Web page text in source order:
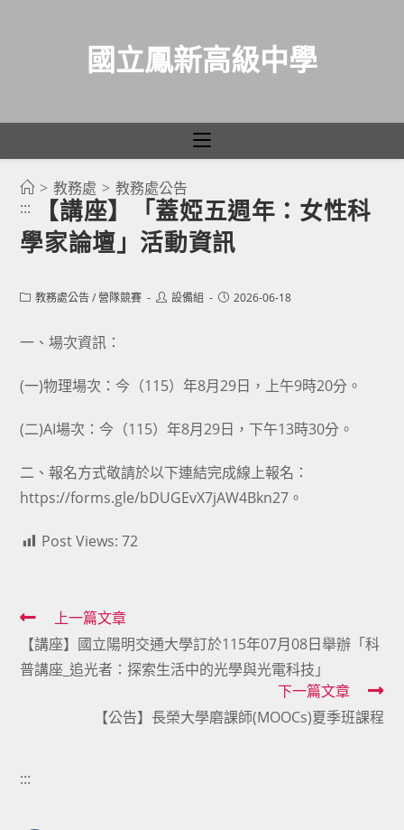
國立鳳新高級中學
> 教務處 > 教務處公告
:::
【講座】「蓋婭五週年：女性科
學家論壇」活動資訊
Post教務處公告 / 營隊競賽
Post設備組
Post2026-06-18
一、場次資訊：
(一)物理場次：今（115）年8月29日，上午9時20分。
(二)AI場次：今（115）年8月29日，下午13時30分。
二、報名方式敬請於以下連結完成線上報名：
https://forms.gle/bDUGEvX7jAW4Bkn27。
Post Views: 72
Read
more
articles
上一篇文章
【講座】國立陽明交通大學訂於115年07月08日舉辦「科
普講座_追光者：探索生活中的光學與光電科技」
下一篇文章
【公告】長榮大學磨課師(MOOCs)夏季班課程
:::